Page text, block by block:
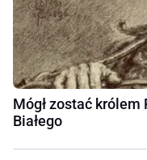
Mógł zostać
Białego